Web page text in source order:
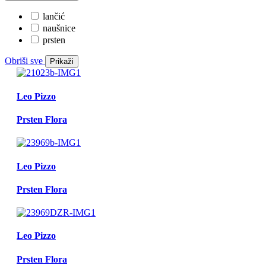
lančić
naušnice
prsten
Obriši sve Prikaži
Leo Pizzo
Prsten Flora
Leo Pizzo
Prsten Flora
Leo Pizzo
Prsten Flora